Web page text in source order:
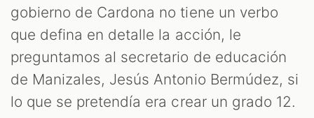
gobierno de Cardona no tiene un verbo
que defina en detalle la acción, le
preguntamos al secretario de educación
de Manizales, Jesús Antonio Bermúdez, si
lo que se pretendía era crear un grado 12.